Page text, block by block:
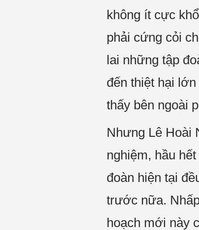
không ít cực
phải cứng cỏi
lai những tập
đến thiệt hại
thấy bên ngoài
Nhưng Lê Hoài
nghiệm, hầu
đoàn hiện tại
trước nữa.
hoạch mới này